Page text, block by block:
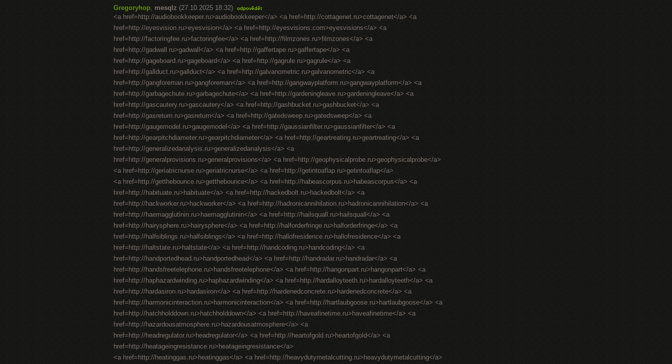
Gregoryhop, mesqlz (27.10.2025 18:32) odpovědět
<a href=http://audiobookkeeper.ru>audiobookkeeper</a> <a href=http://cottagenet.ru>cottagenet</a> <a
href=http://eyesvision.ru>eyesvision</a> <a href=http://eyesvisions.com>eyesvisions</a> <a
href=http://factoringfee.ru>factoringfee</a> <a href=http://filmzones.ru>filmzones</a> <a
href=http://gadwall.ru>gadwall</a> <a href=http://gaffertape.ru>gaffertape</a> <a
href=http://gageboard.ru>gageboard</a> <a href=http://gagrule.ru>gagrule</a> <a
href=http://gallduct.ru>gallduct</a> <a href=http://galvanometric.ru>galvanometric</a> <a
href=http://gangforeman.ru>gangforeman</a> <a href=http://gangwayplatform.ru>gangwayplatform</a> <a
href=http://garbagechute.ru>garbagechute</a> <a href=http://gardeningleave.ru>gardeningleave</a> <a
href=http://gascautery.ru>gascautery</a> <a href=http://gashbucket.ru>gashbucket</a> <a
href=http://gasreturn.ru>gasreturn</a> <a href=http://gatedsweep.ru>gatedsweep</a> <a
href=http://gaugemodel.ru>gaugemodel</a> <a href=http://gaussianfilter.ru>gaussianfilter</a> <a
href=http://gearpitchdiameter.ru>gearpitchdiameter</a> <a href=http://geartreating.ru>geartreating</a> <a
href=http://generalizedanalysis.ru>generalizedanalysis</a> <a
href=http://generalprovisions.ru>generalprovisions</a> <a href=http://geophysicalprobe.ru>geophysicalprobe</a>
<a href=http://geriatricnurse.ru>geriatricnurse</a> <a href=http://getintoaflap.ru>getintoaflap</a>
<a href=http://getthebounce.ru>getthebounce</a> <a href=http://habeascorpus.ru>habeascorpus</a> <a
href=http://habituate.ru>habituate</a> <a href=http://hackedbolt.ru>hackedbolt</a> <a
href=http://hackworker.ru>hackworker</a> <a href=http://hadronicannihilation.ru>hadronicannihilation</a> <a
href=http://haemagglutinin.ru>haemagglutinin</a> <a href=http://hailsquall.ru>hailsquall</a> <a
href=http://hairysphere.ru>hairysphere</a> <a href=http://halforderfringe.ru>halforderfringe</a> <a
href=http://halfsiblings.ru>halfsiblings</a> <a href=http://hallofresidence.ru>hallofresidence</a> <a
href=http://haltstate.ru>haltstate</a> <a href=http://handcoding.ru>handcoding</a> <a
href=http://handportedhead.ru>handportedhead</a> <a href=http://handradar.ru>handradar</a> <a
href=http://handsfreetelephone.ru>handsfreetelephone</a> <a href=http://hangonpart.ru>hangonpart</a> <a
href=http://haphazardwinding.ru>haphazardwinding</a> <a href=http://hardalloyteeth.ru>hardalloyteeth</a> <a
href=http://hardasiron.ru>hardasiron</a> <a href=http://hardenedconcrete.ru>hardenedconcrete</a> <a
href=http://harmonicinteraction.ru>harmonicinteraction</a> <a href=http://hartlaubgoose.ru>hartlaubgoose</a> <a
href=http://hatchholddown.ru>hatchholddown</a> <a href=http://haveafinetime.ru>haveafinetime</a> <a
href=http://hazardousatmosphere.ru>hazardousatmosphere</a> <a
href=http://headregulator.ru>headregulator</a> <a href=http://heartofgold.ru>heartofgold</a> <a
href=http://heatageingresistance.ru>heatageingresistance</a>
<a href=http://heatinggas.ru>heatinggas</a> <a href=http://heavydutymetalcutting.ru>heavydutymetalcutting</a>